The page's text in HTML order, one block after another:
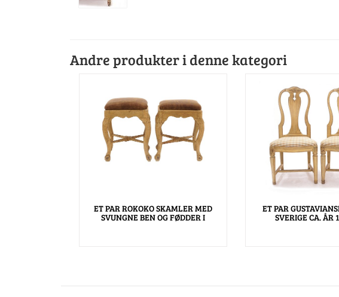
Andre produkter i denne kategori
ET PAR ROKOKO SKAMLER MED
SVUNGNE BEN OG FØDDER I
ET PAR
SVERIGE CA. ÅR